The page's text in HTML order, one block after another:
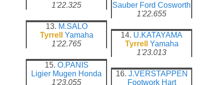
1'22.325
Sauber Ford Cosworth
1'22.655
13. M.SALO
Tyrrell
Yamaha
1'22.765
14. U.KATAYAMA
Tyrrell
Yamaha
1'23.013
15. O.PANIS
Ligier Mugen Honda
1'23.055
16. J.VERSTAPPEN
Footwork Hart